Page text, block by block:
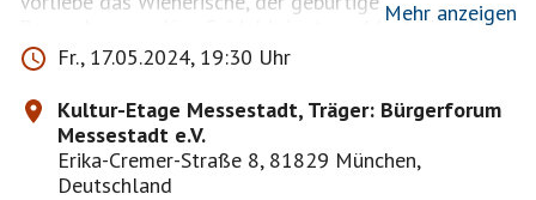
Bremerhavener Jörg Seidel bringt norddeutsches Flair
ein. Für zusätzliche Abwechslung sorgen eine Reihe
ungewöhnlicher Instrumente wie die Kazoo-Posaune
oder das Stylophone. Mit viel Spielfreude, Witz und
einer professionellen Bühnenshow unterhalten sie ihr
Publikum auf höchstem Niveau.
Mehr anzeigen
Fr., 17.05.2024, 19:30 Uhr
Kultur-Etage Messestadt, Träger: Bürgerforum
Messestadt e.V.
Erika-Cremer-Straße 8, 81829 München,
Deutschland